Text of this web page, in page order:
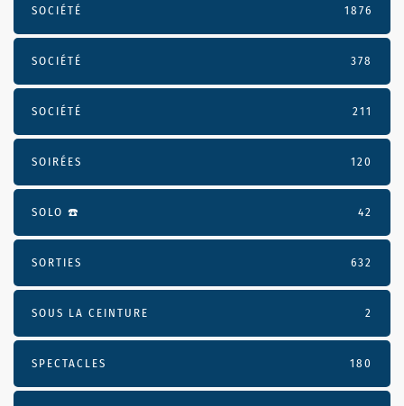
SOCIÉTÉ 1876
SOCIÉTÉ 378
SOCIÉTÉ 211
SOIRÉES 120
SOLO ☎️ 42
SORTIES 632
SOUS LA CEINTURE 2
SPECTACLES 180